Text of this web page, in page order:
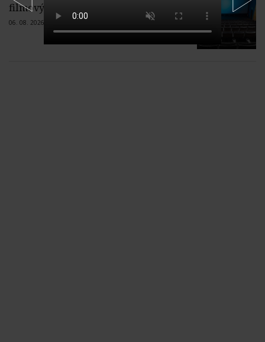
filmový festival 4 živly
06. 08. 2026 |